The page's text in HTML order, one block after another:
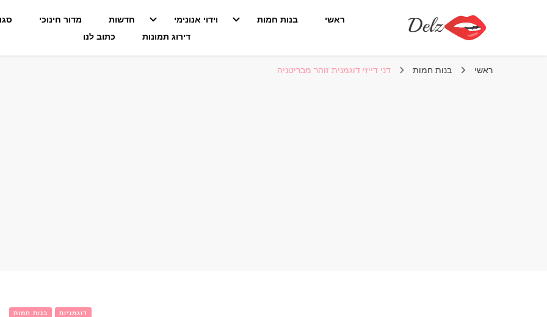
ראשי בנות חמות וידוי אנונימי חדשות מדור חינוכי
דירוג תמונות
כתוב לנו
ראשי בנות חמות דני דייזי דוגמנית זוהר מבריטניה
בנות חמות דוגמניות